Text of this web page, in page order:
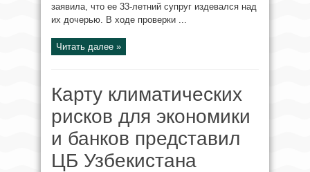
заявила, что ее 33-летний супруг издевался над
их дочерью. В ходе проверки ...
Читать далее »
Карту климатических
рисков для экономики
и банков представил
ЦБ Узбекистана